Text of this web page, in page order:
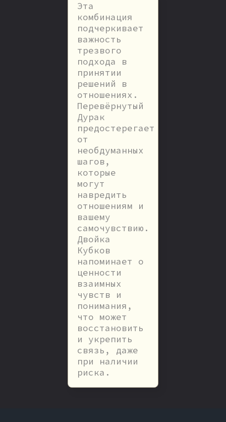
Эта
комбинация
подчеркивает
важность
трезвого
подхода в
принятии
решений в
отношениях.
Перевёрнутый
Дурак
предостерегает
от
необдуманных
шагов,
которые
могут
навредить
отношениям и
вашему
самочувствию.
Двойка
Кубков
напоминает о
ценности
взаимных
чувств и
понимания,
что может
восстановить
и укрепить
связь, даже
при наличии
риска.